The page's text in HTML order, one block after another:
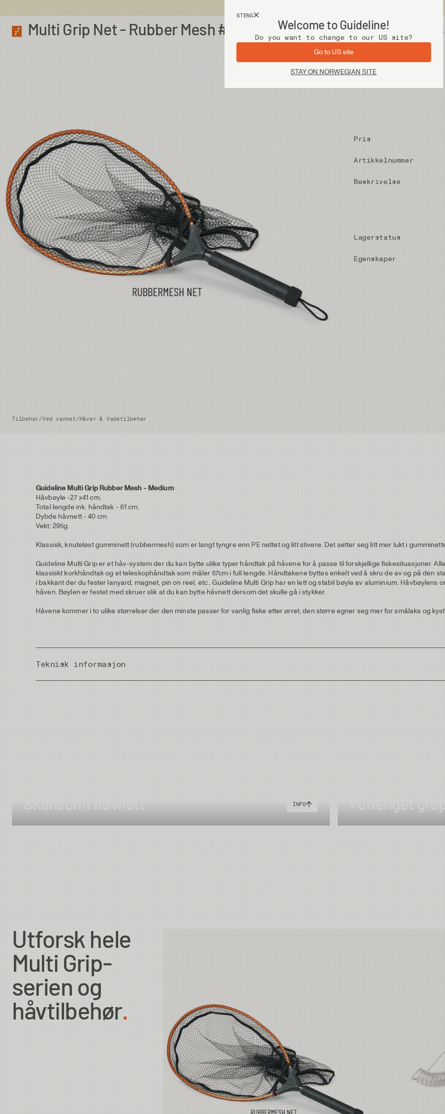
STENG
Welcome to Guideline!
Do you want to change to our US site?
Go to US site
STAY ON NORWEGIAN SITE
Multi Grip Net - Rubber Mesh #M
Tilbehør/Ved vannet/Håver & Vadetilbehør
Pris
Artikkelnummer
Beskrivelse
Lagerstatus
Egenskaper
Guideline Multi Grip Rubber Mesh - Medium
Håvbøyle -27 x41 cm.
Total lengde ink. håndtak - 61 cm.
Dybde håvnett - 40 cm
Vekt: 295g.
Klassisk, knuteløst gumminett (rubbermesh) som er langt tyngre enn PE nettet og litt stivere. Det setter seg litt mer lukt i
Guideline Multi Grip er et håv-system der du kan bytte ulike typer håndtak på håvene for å passe til forskjellige fiskesituasjoner.
klassiskt korkhåndtak og et teleskophåndtak som måler 57cm i full lengde. Håndtakene byttes enkelt ved å skru de av og på den
i bakkant der du fester lanyard, magnet, pin on reel, etc.. Guideline Multi Grip har en lett og stabil bøyle av aluminium.
håven. Bøylen er festet med skruer slik at du kan bytte håvnett dersom det skulle gå i stykker.
Håvene kommer i to ulike størrelser der den minste passer for vanlig fiske etter ørret, den større egner seg mer for smålaks og
Teknisk informasjon
Country of Origin
Skånsomt håvnett INFO Forlenget
Utforsk hele
Multi Grip-
serien og
håvtilbehør